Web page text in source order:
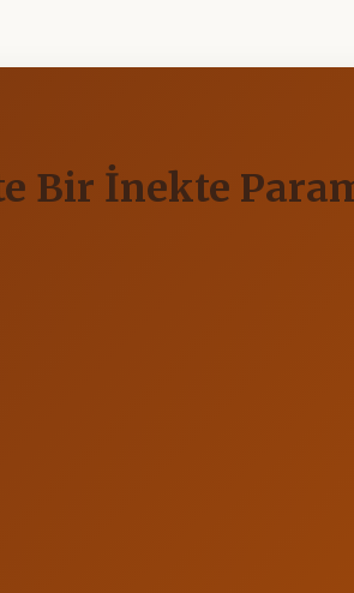
Bir İnekte